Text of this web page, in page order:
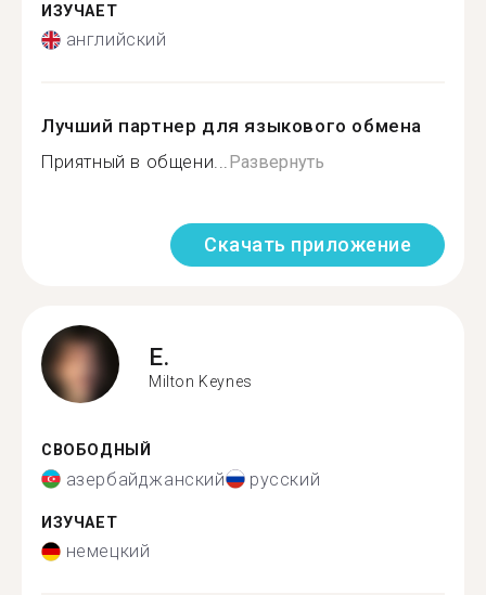
ИЗУЧАЕТ
английский
Лучший партнер для языкового обмена
Приятный в общени...Развернуть
Скачать приложение
E.
Milton Keynes
СВОБОДНЫЙ
азербайджанский русский
ИЗУЧАЕТ
немецкий